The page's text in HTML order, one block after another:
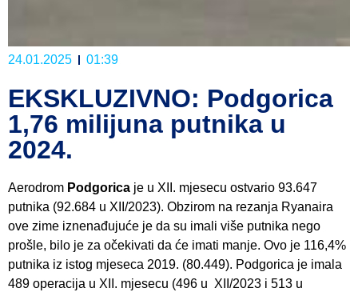
24.01.2025 01:39
EKSKLUZIVNO: Podgorica
1,76 milijuna putnika u
2024.
Aerodrom Podgorica je u XII. mjesecu ostvario 93.647
putnika (92.684 u XII/2023). Obzirom na rezanja Ryanaira
ove zime iznenađujuće je da su imali više putnika nego
prošle, bilo je za očekivati da će imati manje. Ovo je 116,4%
putnika iz istog mjeseca 2019. (80.449). Podgorica je imala
489 operacija u XII. mjesecu (496 u XII/2023 i 513 u